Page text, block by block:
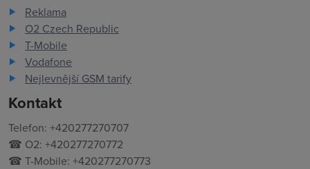
Reklama
O2 Czech Republic
T-Mobile
Vodafone
Nejlevnější GSM tarify
Kontakt
Telefon: +420277270707
☎ O2: +420277270772
☎ T-Mobile: +420277270773